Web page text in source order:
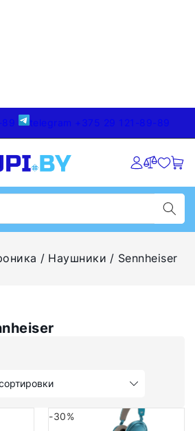
89 telegram +375 29 121-89-89
Наушники Sennheiser
-30%